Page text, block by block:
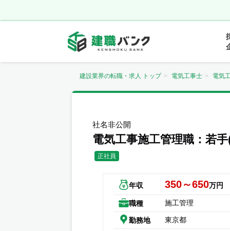
建設業界の転職・求人 トップ 電気工事士 電気
社名非公開
電気工事施工管理職：若
正社員
年収 350～650万円
職種 施工管理
勤務地 東京都